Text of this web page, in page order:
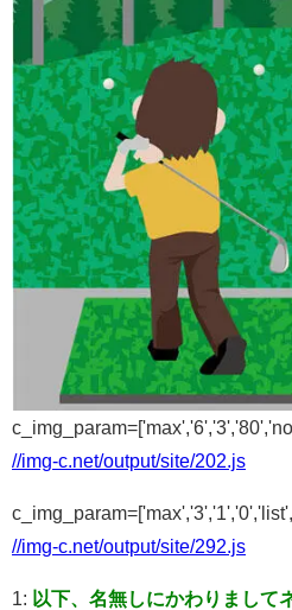
//img-c.net/output/site/202.js
//img-c.net/output/site/292.js
1: 以下、名無しにかわりまして